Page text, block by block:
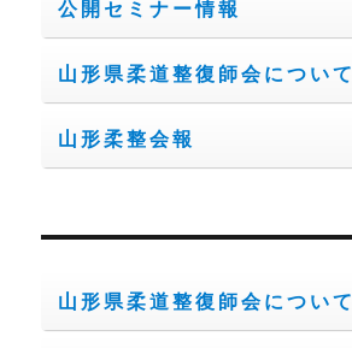
公開セミナー情報
山形県柔道整復師会について
山形柔整会報
山形県柔道整復師会について